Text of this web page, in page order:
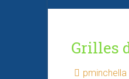
Grilles
pminchella